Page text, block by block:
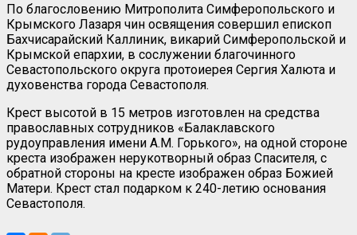
По благословению Митрополита Симферопольского и
Крымского Лазаря чин освящения совершил епископ
Бахчисарайский Каллиник, викарий Симферопольской и
Крымской епархии, в сослужении благочинного
Севастопольского округа протоиерея Сергия Халюта и
духовенства города Севастополя.
Крест высотой в 15 метров изготовлен на средства
православных сотрудников «Балаклавского
рудоуправления имени А.М. Горького», на одной стороне
креста изображен нерукотворный образ Спасителя, с
обратной стороны на кресте изображен образ Божией
Матери. Крест стал подарком к 240-летию основания
Севастополя.